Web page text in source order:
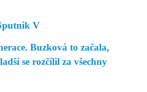
V
Buzková to začala,
se rozčílil za všechny